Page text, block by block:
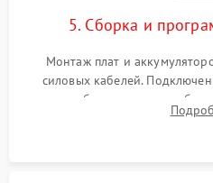
5. Сборка и
Монтаж плат и
силовых кабелей.
калибровки констант
срабатывания AVR и